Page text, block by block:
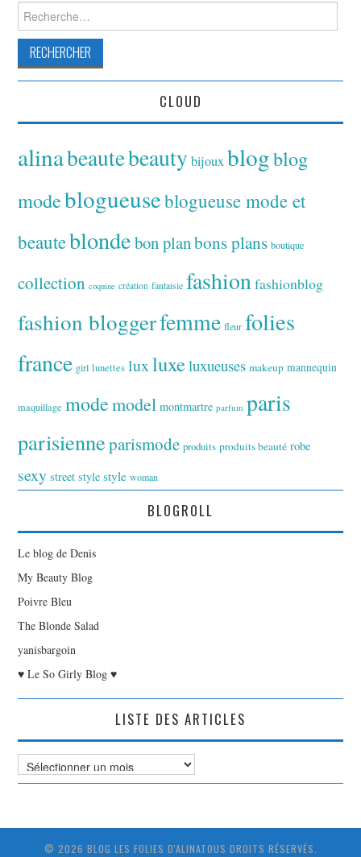
Rechercher :
CLOUD
alinabeautebeauty bijoux blogblog
modeblogueuseblogueuse mode et
beauteblondebon planbons plans boutique
collection coquine création fantaisie fashionfashionblog
fashion bloggerfemme fleur folies
france girl lunettes luxluxeluxueuses makeup mannequin
maquillage modemodel montmartre parfum paris
parisienneparismode produits produits beauté robe
sexy street style style woman
BLOGROLL
Le blog de Denis
My Beauty Blog
Poivre Bleu
The Blonde Salad
yanisbargoin
♥ Le So Girly Blog ♥
LISTE DES ARTICLES
Liste
des
© 2026 BLOG LES FOLIES D'ALINATOUS DROITS RÉSERVÉS.